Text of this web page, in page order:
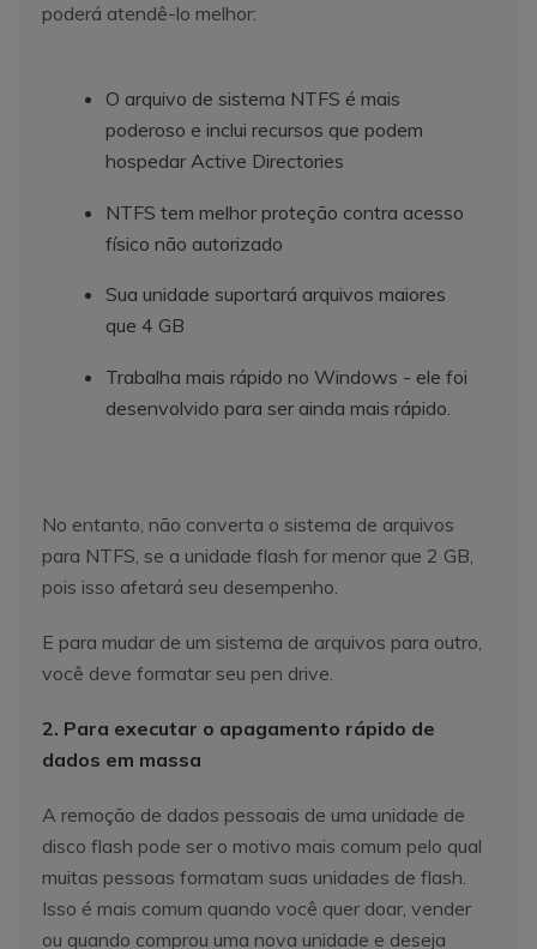
poderá atendê-lo melhor:
O arquivo de sistema NTFS é mais
poderoso e inclui recursos que podem
hospedar Active Directories
NTFS tem melhor proteção contra acesso
físico não autorizado
Sua unidade suportará arquivos maiores
que 4 GB
Trabalha mais rápido no Windows - ele foi
desenvolvido para ser ainda mais rápido.
No entanto, não converta o sistema de arquivos
para NTFS, se a unidade flash for menor que 2 GB,
pois isso afetará seu desempenho.
E para mudar de um sistema de arquivos para outro,
você deve formatar seu pen drive.
2. Para executar o apagamento rápido de
dados em massa
A remoção de dados pessoais de uma unidade de
disco flash pode ser o motivo mais comum pelo qual
muitas pessoas formatam suas unidades de flash.
Isso é mais comum quando você quer doar, vender
ou quando comprou uma nova unidade e deseja